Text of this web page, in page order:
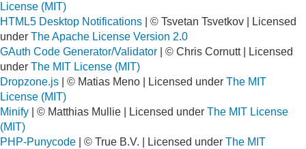
License (MIT)
HTML5 Desktop Notifications | © Tsvetan Tsvetkov | Licensed
under The Apache License Version 2.0
GAuth Code Generator/Validator | © Chris Cornutt | Licensed
under The MIT License (MIT)
Dropzone.js | © Matias Meno | Licensed under The MIT
License (MIT)
Minify | © Matthias Mullie | Licensed under The MIT License
(MIT)
PHP-Punycode | © True B.V. | Licensed under The MIT